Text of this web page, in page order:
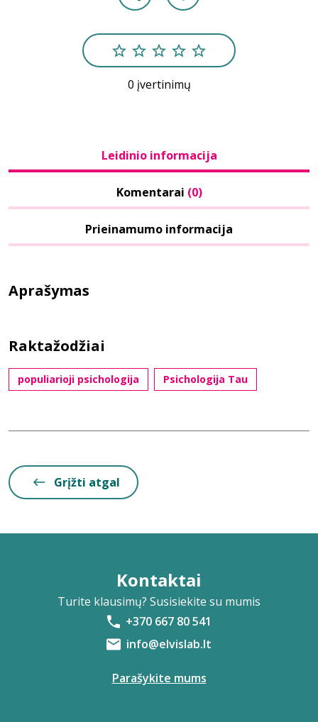
0 įvertinimų
Leidinio informacija
Komentarai (0)
Prieinamumo informacija
Aprašymas
Raktažodžiai
populiarioji psichologija Psichologija Tau
Grįžti atgal
Kontaktai
Turite klausimų? Susisiekite su mumis
+370 667 80 541
info@elvislab.lt
Parašykite mums